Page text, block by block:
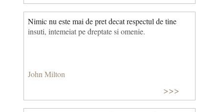
Nimic nu este mai de pret decat respectul de tine
insuti, intemeiat pe dreptate si omenie.
John Milton
>>>